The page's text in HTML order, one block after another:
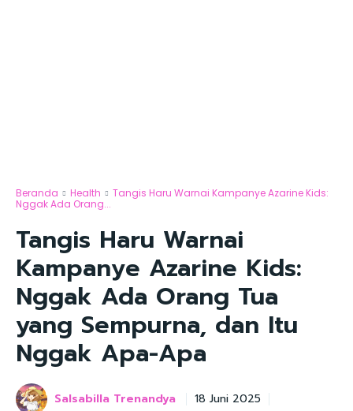
Beranda Health
Tangis Haru Warnai Kampanye Azarine Kids:
Nggak Ada Orang...
Tangis Haru Warnai
Kampanye Azarine Kids:
Nggak Ada Orang Tua
yang Sempurna, dan Itu
Nggak Apa-Apa
Salsabilla Trenandya 18 Juni 2025